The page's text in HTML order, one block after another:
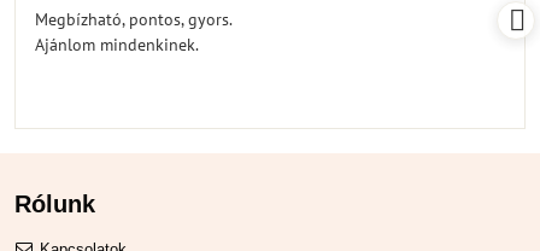
Megbízható, pontos, gyors.
Ajánlom mindenkinek.
Rólunk